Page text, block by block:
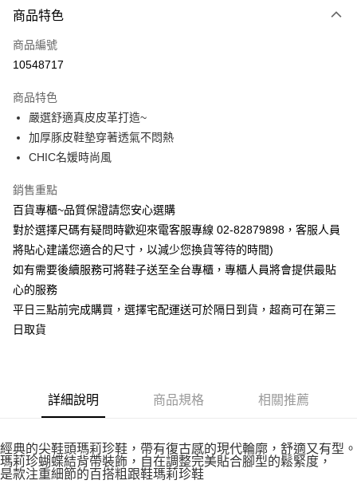
Apple Pay
街口支付
宅配
每筆NT$90，滿NT$1,000(含以上)免運費
商品特色
商品編號
10548717
商品特色
嚴選舒適真皮皮革打造~
加厚豚皮鞋墊穿著透氣不悶熱
CHIC名媛時尚風
銷售重點
百貨專櫃~品質保證請您安心選購
對於選擇尺碼有疑問時歡迎來電客服專線 02-82879898，客服人員
將貼心建議您適合的尺寸，以減少您換貨等待的時間)
如有需要後續服務可將鞋子送至全台專櫃，專櫃人員將會提供最貼
心的服務
平日三點前完成購買，選擇宅配運送可於隔日到貨，超商可在第三
日取貨
詳細說明 商品規格 相關推薦
經典的尖鞋頭瑪莉珍鞋，帶有復古感的現代輪廓，舒適又有型。
瑪莉珍蝴蝶結背帶裝飾，自在調整完美貼合腳型的鬆緊度，
是款注重細節的百搭粗跟鞋瑪莉珍鞋